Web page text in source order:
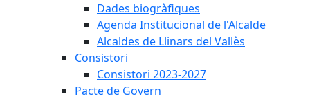
Dades biogràfiques
Agenda Institucional de l'Alcalde
Alcaldes de Llinars del Vallès
Consistori
Consistori 2023-2027
Pacte de Govern